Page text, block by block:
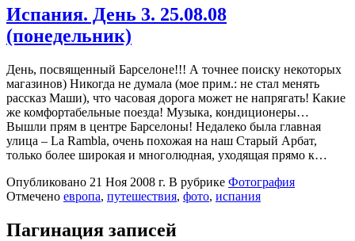
Испания. День 3. 25.08.08
(понедельник)
День, посвященный Барселоне!!! А точнее поиску некоторых
магазинов) Никогда не думала (мое прим.: не стал менять
рассказ Маши), что часовая дорога может не напрягать! Какие
же комфортабельные поезда! Музыка, кондиционеры…
Вышли прям в центре Барселоны! Недалеко была главная
улица – La Rambla, очень похожая на наш Старый Арбат,
только более широкая и многолюдная, уходящая прямо к…
Опубликовано 21 Ноя 2008 г. В рубрике Фотография
Отмечено европа, путешествия, фото, испания
Пагинация записей